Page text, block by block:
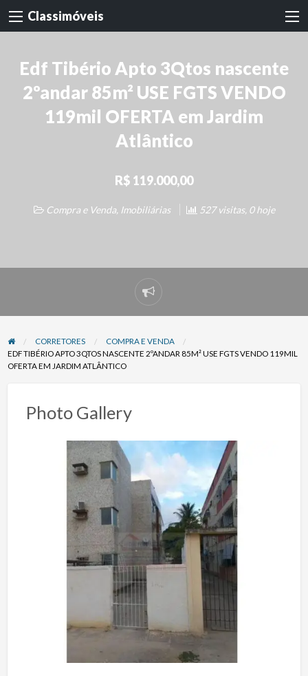
Classimóveis
Edf Tibério Apto 3Qtos nascente
2ºandar 85m² USE FGTS VENDO
119mil OFERTA em Jardim
Atlântico
R$ 119.000,00
Compra e Venda, Imobiliárias 527 visitas, 0 hoje
Denunciar
problema
CORRETORES
COMPRA E VENDA
EDF TIBÉRIO APTO 3QTOS NASCENTE 2ºANDAR 85M² USE FGTS VENDO 119MIL
OFERTA EM JARDIM ATLÂNTICO
Photo Gallery